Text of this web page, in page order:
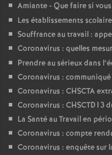
Amiante - Que faire si
Les établissements
Souffrance au travail :
Coronavirus : quelles
Prendre au sérieux dans
Coronavirus : communiqué
Coronavirus : CHSCTA
Coronavirus : CHSCTD13
La Santé au Travail en
Coronavirus : compte
Coronavirus : enquête